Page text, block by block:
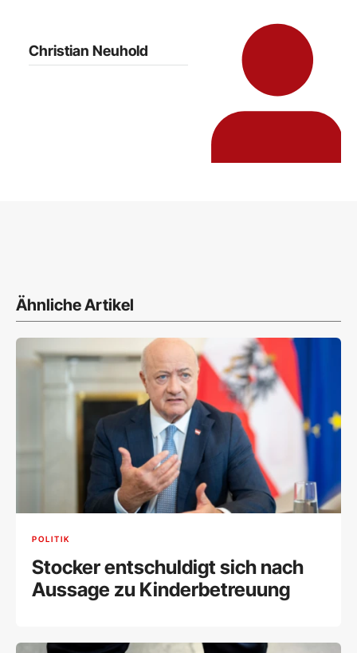
Christian Neuhold
Ähnliche Artikel
POLITIK
Stocker entschuldigt sich nach
Aussage zu Kinderbetreuung